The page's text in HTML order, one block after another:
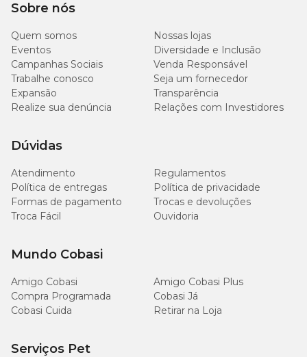
Sobre nós
Quem somos
Nossas lojas
Eventos
Diversidade e Inclusão
Campanhas Sociais
Venda Responsável
Trabalhe conosco
Seja um fornecedor
Expansão
Transparência
Realize sua denúncia
Relações com Investidores
Dúvidas
Atendimento
Regulamentos
Política de entregas
Política de privacidade
Formas de pagamento
Trocas e devoluções
Troca Fácil
Ouvidoria
Mundo Cobasi
Amigo Cobasi
Amigo Cobasi Plus
Compra Programada
Cobasi Já
Cobasi Cuida
Retirar na Loja
Serviços Pet